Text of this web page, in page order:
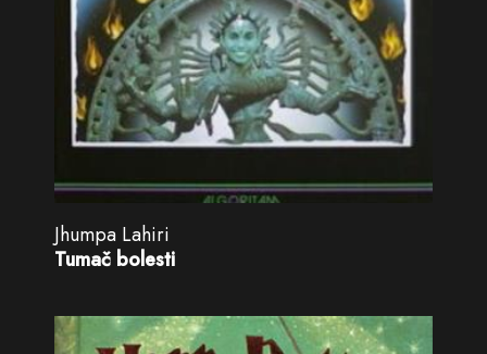
Jhumpa Lahiri
Tumač bolesti